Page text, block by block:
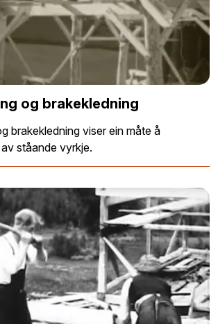
og brakekledning
brakekledning viser ein måte å
ståande vyrkje.